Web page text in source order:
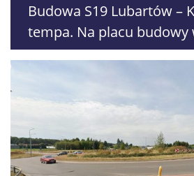
Budowa S19 Lubartów –
tempa. Na placu budowy
pierwsze efekty prac